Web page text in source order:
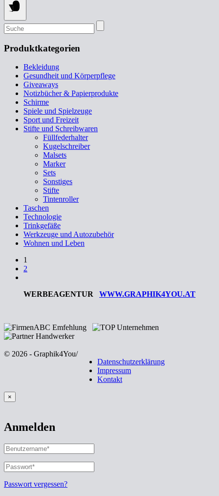
SUCHEN
NACH:
Produktkategorien
Bekleidung
Gesundheit und Körperpflege
Giveaways
Notizbücher & Papierprodukte
Schirme
Spiele und Spielzeuge
Sport und Freizeit
Stifte und Schreibwaren
Füllfederhalter
Kugelschreiber
Malsets
Marker
Sets
Sonstiges
Stifte
Tintenroller
Taschen
Technologie
Trinkgefäße
Werkzeuge und Autozubehör
Wohnen und Leben
1
2
WERBEAGENTUR WWW.GRAPHIK4YOU.AT
© 2026 - Graphik4You/
Datenschutzerklärung
Impressum
Kontakt
×
Anmelden
BENUTZERNAME
ODER
E-
MAIL-
ADRESSE*
ERFORDERLICH
PASSWORT
ERFORDERLICH
Passwort vergessen?